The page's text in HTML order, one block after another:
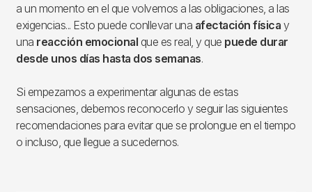
a un momento en el que volvemos a las obligaciones, a las
exigencias... Esto puede conllevar una afectación física y
una reacción emocional que es real, y que puede durar
desde unos días hasta dos semanas.
Si empezamos a experimentar algunas de estas
sensaciones, debemos reconocerlo y seguir las siguientes
recomendaciones para evitar que se prolongue en el tiempo
o incluso, que llegue a sucedernos.